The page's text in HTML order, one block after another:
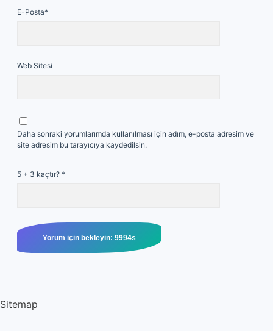
E-Posta*
Web Sitesi
Daha sonraki yorumlarımda kullanılması için adım, e-posta adresim ve
site adresim bu tarayıcıya kaydedilsin.
5 + 3 kaçtır? *
Sitemap